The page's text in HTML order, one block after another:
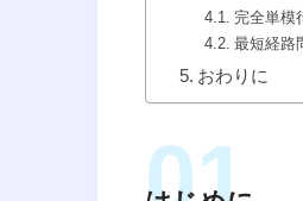
完全単模
最短経路
おわりに